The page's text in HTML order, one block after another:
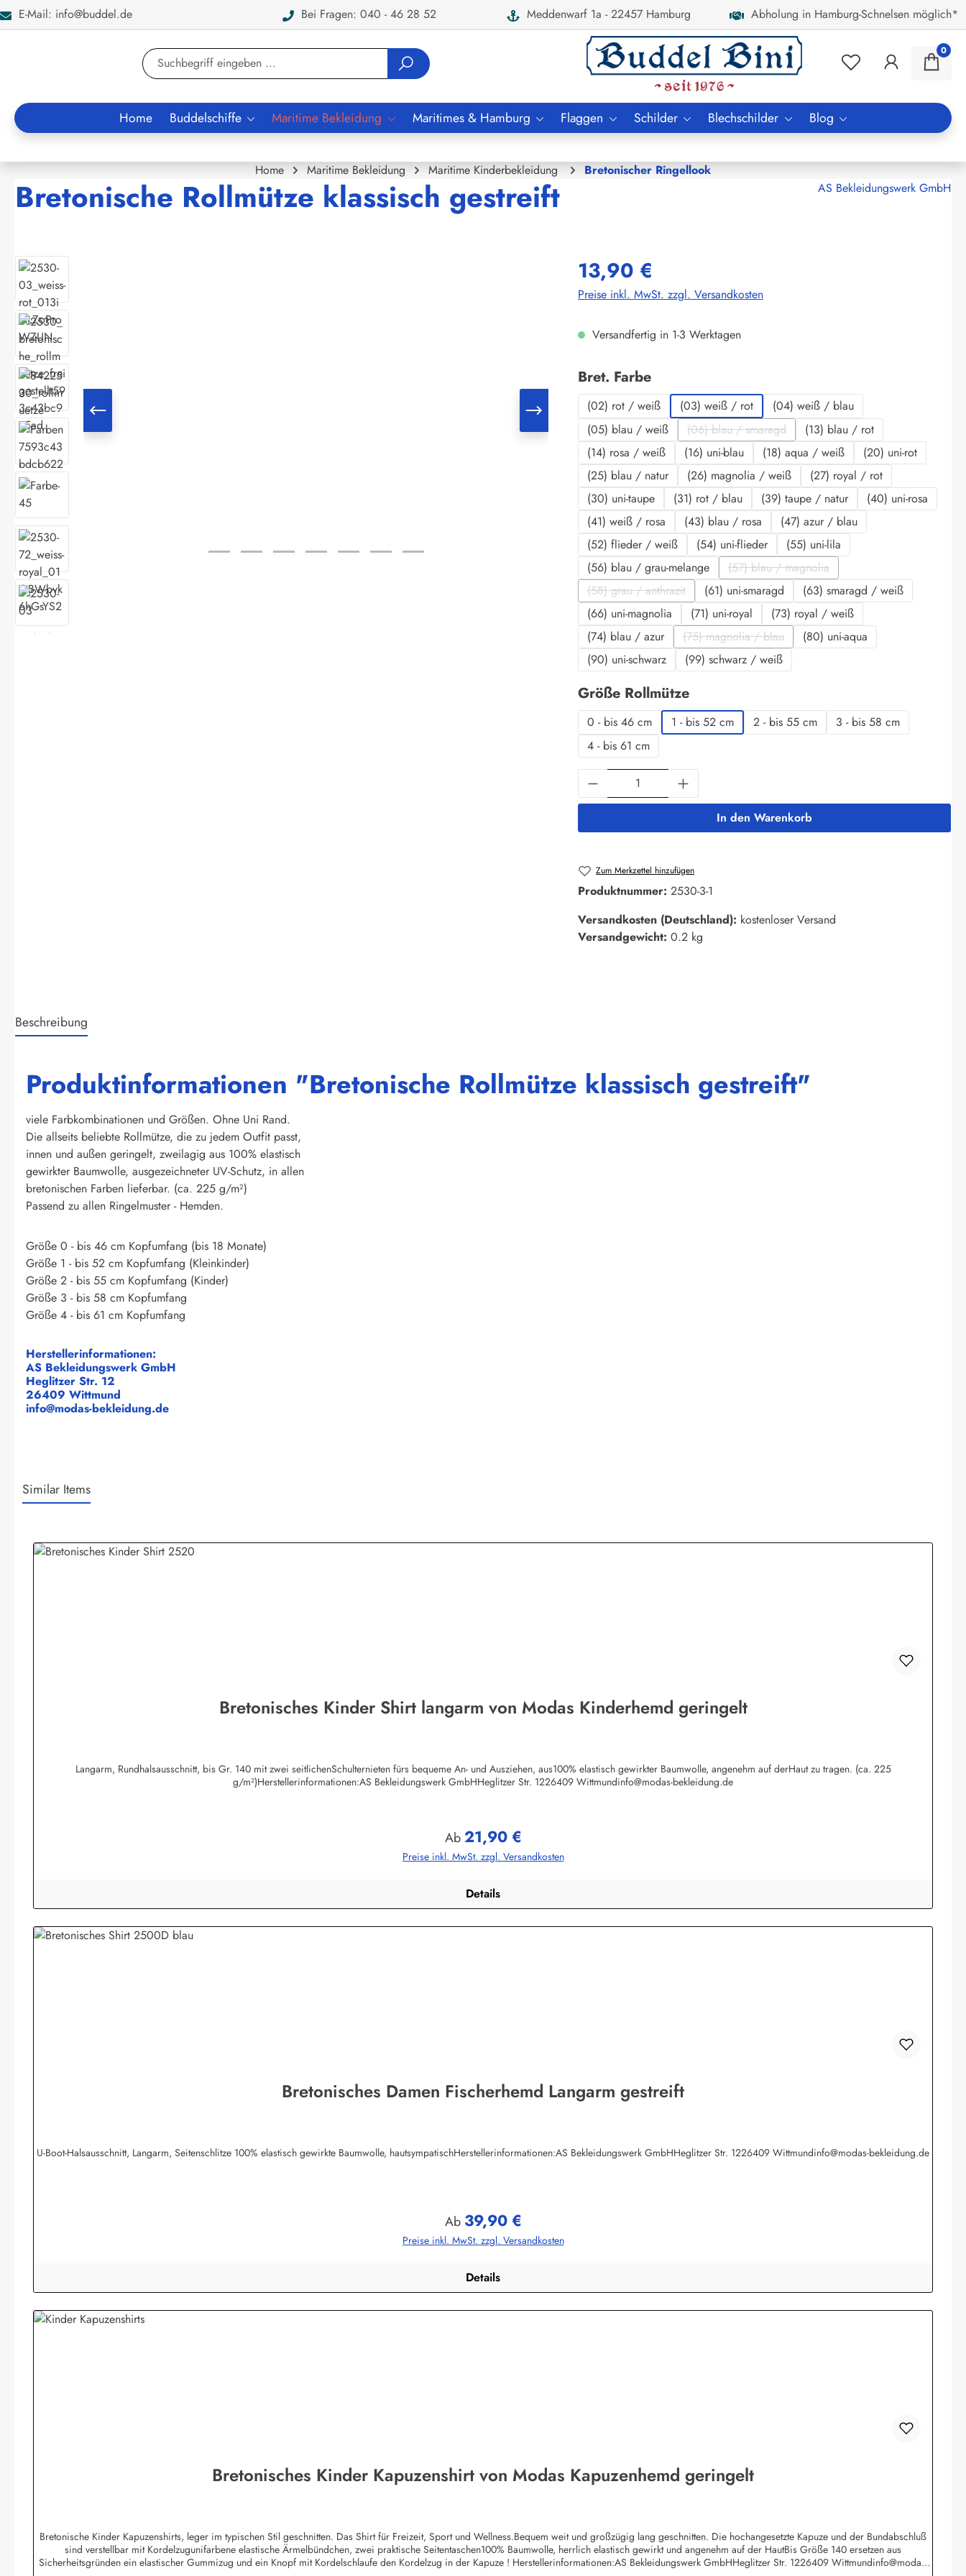
Zur Suche springen
E-Mail: info@buddel.de Bei Fragen: 040 - 46 28 52 Meddenwarf 1a - 22457 Hamburg Abholung in Hamburg-Schnelsen möglich*
0
Home Buddelschiffe Maritime Bekleidung Maritimes & Hamburg Flaggen Schilder Blechschilder Blog
Home Maritime Bekleidung Maritime Kinderbekleidung Bretonischer Ringellook
Bretonische Rollmütze klassisch gestreift AS Bekleidungswerk GmbH
Bildergalerie überspringen 13,90 €
Preise inkl. MwSt. zzgl. Versandkosten
Versandfertig in 1-3 Werktagen
Bret. Farbeauswählen
(02) rot / weiß (03) weiß / rot
(04) weiß / blau
(05) blau / weiß
(06) blau / smaragd
(Diese Option ist zurzeit nicht verfügbar.)
(13) blau / rot
(14) rosa / weiß
(16) uni-blau (18) aqua / weiß
(20) uni-rot
(25) blau / natur
(26) magnolia / weiß
(27) royal / rot
(30) uni-taupe
(31) rot / blau (39) taupe / natur
(40) uni-rosa
(41) weiß / rosa
(43) blau / rosa
(47) azur / blau
(52) flieder / weiß
(54) uni-flieder
(55) uni-lila
(56) blau / grau-melange
(57) blau / magnolia
(Diese Option ist zurzeit nicht verfügbar.)
(58) grau / anthrazit
(Diese Option ist zurzeit nicht verfügbar.)
(61) uni-smaragd
(63) smaragd / weiß
(66) uni-magnolia
(71) uni-royal
(73) royal / weiß
(74) blau / azur
(75) magnolia / blau
(Diese Option ist zurzeit nicht verfügbar.)
(80) uni-aqua
(90) uni-schwarz
(99) schwarz / weiß
Größe Rollmützeauswählen
0 - bis 46 cm 1 - bis 52 cm 2 - bis 55 cm
3 - bis 58 cm
4 - bis 61 cm
Produkt Anzahl: Gib den gewünschten Wert ein
In den Warenkorb
Zum Merkzettel hinzufügen
Produktnummer: 2530-3-1
Versandkosten (Deutschland): kostenloser Versand
Versandgewicht: 0.2 kg
Beschreibung
Produktinformationen "Bretonische Rollmütze klassisch gestreift"
viele Farbkombinationen und Größen. Ohne Uni Rand.
Die allseits beliebte Rollmütze, die zu jedem Outfit passt,
innen und außen geringelt, zweilagig aus 100% elastisch
gewirkter Baumwolle, ausgezeichneter UV-Schutz, in allen
bretonischen Farben lieferbar. (ca. 225 g/m²)
Passend zu allen Ringelmuster - Hemden.
Größe 0 - bis 46 cm Kopfumfang (bis 18 Monate)
Größe 1 - bis 52 cm Kopfumfang (Kleinkinder)
Größe 2 - bis 55 cm Kopfumfang (Kinder)
Größe 3 - bis 58 cm Kopfumfang
Größe 4 - bis 61 cm Kopfumfang
Herstellerinformationen:
AS Bekleidungswerk GmbH
Heglitzer Str. 12
26409 Wittmund
info@modas-bekleidung.de
Similar Items
Bretonisches Kinder Shirt langarm von Modas Kinderhemd geringelt
Langarm, Rundhalsausschnitt, bis Gr. 140 mit zwei seitlichenSchulternieten fürs bequeme An- und Ausziehen, aus100% elastisch gewirkter Baumwolle, angenehm auf derHaut zu tragen. (ca. 225
g/m²)Herstellerinformationen:AS Bekleidungswerk GmbHHeglitzer Str. 1226409 Wittmundinfo@modas-bekleidung.de
Regulärer Preis:
Ab21,90 €
Preise inkl. MwSt. zzgl. Versandkosten
Details
Bretonisches Damen Fischerhemd Langarm gestreift
U-Boot-Halsausschnitt, Langarm, Seitenschlitze 100% elastisch gewirkte Baumwolle, hautsympatischHerstellerinformationen:AS Bekleidungswerk GmbHHeglitzer Str. 1226409 Wittmundinfo@modas-bekleidung.de
Regulärer Preis:
Ab 39,90 €
Preise inkl. MwSt. zzgl. Versandkosten
Details
Bretonisches Kinder Kapuzenshirt von Modas Kapuzenhemd geringelt
Bretonische Kinder Kapuzenshirts, leger im typischen Stil geschnitten. Das Shirt für Freizeit, Sport und Wellness.Bequem weit und großzügig lang geschnitten. Die hochangesetzte Kapuze und der Bundabschluß
sind verstellbar mit Kordelzugunifarbene elastische Ärmelbündchen, zwei praktische Seitentaschen100% Baumwolle, herrlich elastisch gewirkt und angenehm auf der HautBis Größe 140 ersetzen aus
Sicherheitsgründen ein elastischer Gummizug und ein Knopf mit Kordelschlaufe den Kordelzug in der Kapuze ! Herstellerinformationen:AS Bekleidungswerk GmbHHeglitzer Str. 1226409 Wittmundinfo@modas-